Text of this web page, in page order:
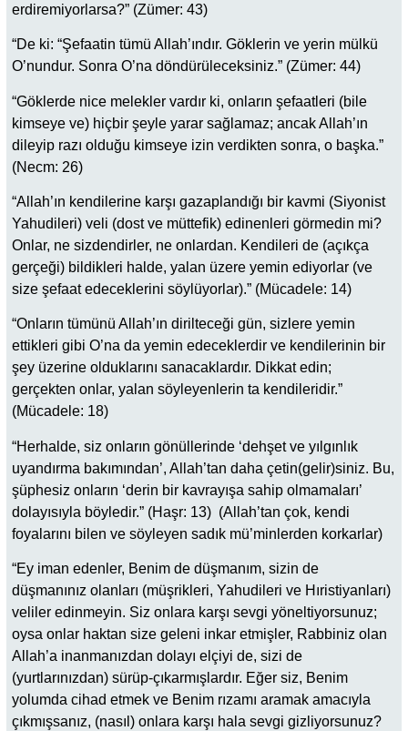
erdiremiyorlarsa?” (Zümer: 43)
“De ki: “Şefaatin tümü Allah’ındır. Göklerin ve yerin mülkü
O’nundur. Sonra O’na döndürüleceksiniz.” (Zümer: 44)
“Göklerde nice melekler vardır ki, onların şefaatleri (bile
kimseye ve) hiçbir şeyle yarar sağlamaz; ancak Allah’ın
dileyip razı olduğu kimseye izin verdikten sonra, o başka.”
(Necm: 26)
“Allah’ın kendilerine karşı gazaplandığı bir kavmi (Siyonist
Yahudileri) veli (dost ve müttefik) edinenleri görmedin mi?
Onlar, ne sizdendirler, ne onlardan. Kendileri de (açıkça
gerçeği) bildikleri halde, yalan üzere yemin ediyorlar (ve
size şefaat edeceklerini söylüyorlar).” (Mücadele: 14)
“Onların tümünü Allah’ın dirilteceği gün, sizlere yemin
ettikleri gibi O’na da yemin edeceklerdir ve kendilerinin bir
şey üzerine olduklarını sanacaklardır. Dikkat edin;
gerçekten onlar, yalan söyleyenlerin ta kendileridir.”
(Mücadele: 18)
“Herhalde, siz onların gönüllerinde ‘dehşet ve yılgınlık
uyandırma bakımından’, Allah’tan daha çetin(gelir)siniz. Bu,
şüphesiz onların ‘derin bir kavrayışa sahip olmamaları’
dolayısıyla böyledir.” (Haşr: 13) (Allah’tan çok, kendi
foyalarını bilen ve söyleyen sadık mü’minlerden korkarlar)
“Ey iman edenler, Benim de düşmanım, sizin de
düşmanınız olanları (müşrikleri, Yahudileri ve Hıristiyanları)
veliler edinmeyin. Siz onlara karşı sevgi yöneltiyorsunuz;
oysa onlar haktan size geleni inkar etmişler, Rabbiniz olan
Allah’a inanmanızdan dolayı elçiyi de, sizi de
(yurtlarınızdan) sürüp-çıkarmışlardır. Eğer siz, Benim
yolumda cihad etmek ve Benim rızamı aramak amacıyla
çıkmışsanız, (nasıl) onlara karşı hala sevgi gizliyorsunuz?